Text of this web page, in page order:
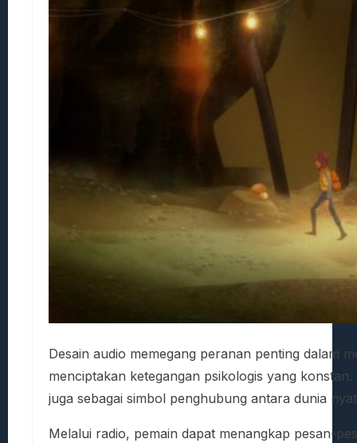
Desain audio memegang peranan penting dalam
menciptakan ketegangan psikologis yang
juga sebagai simbol penghubung antara dunia
Melalui radio, pemain dapat menangkap pesan-